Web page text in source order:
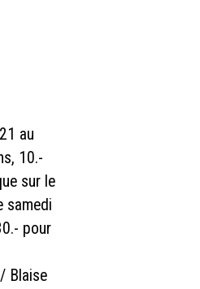
au
10.-
sur le
samedi
pour
Blaise